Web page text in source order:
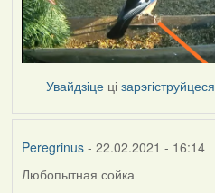
Увайдзіце цізарэгіструйцеся
Peregrinus- 22.02.2021 - 16:14
Любопытная сойка